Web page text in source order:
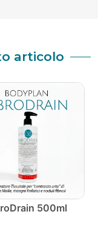
articolo
500ml